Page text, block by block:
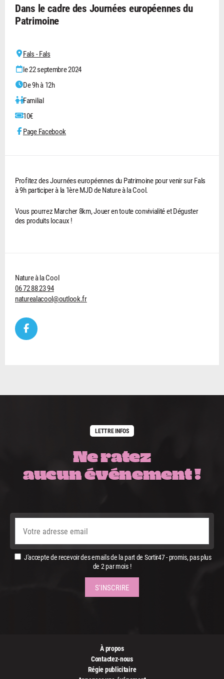
Dans le cadre des Journées européennes du
Patrimoine
Fals - Fals
le 22 septembre 2024
De 9h à 12h
Familial
10€
Page Facebook
Profitez des Journées européennes du Patrimoine pour venir sur Fals
à 9h participer à la 1ère MJD de Nature à la Cool.
Vous pourrez Marcher 8km, Jouer en toute convivialité et Déguster
des produits locaux !
Nature à la Cool
06 72 88 23 94
naturealacool@outlook.fr
LETTRE INFOS
Ne ratez
aucun événement !
J'accepte de recevoir des emails de la part de Sortir47 - promis, pas plus
de 2 par mois !
À propos
Contactez-nous
Régie publicitaire